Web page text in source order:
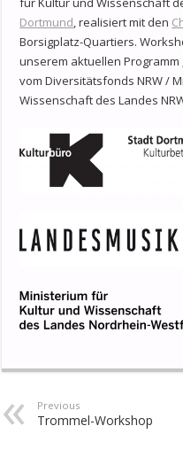
Dortmund, realisiert mit den
Borsigplatz-Quartiers.
unserem aktuellen
vom Diversitätsfonds NRW /
Wissenschaft des Landes
Previous
Trommel-Workshop